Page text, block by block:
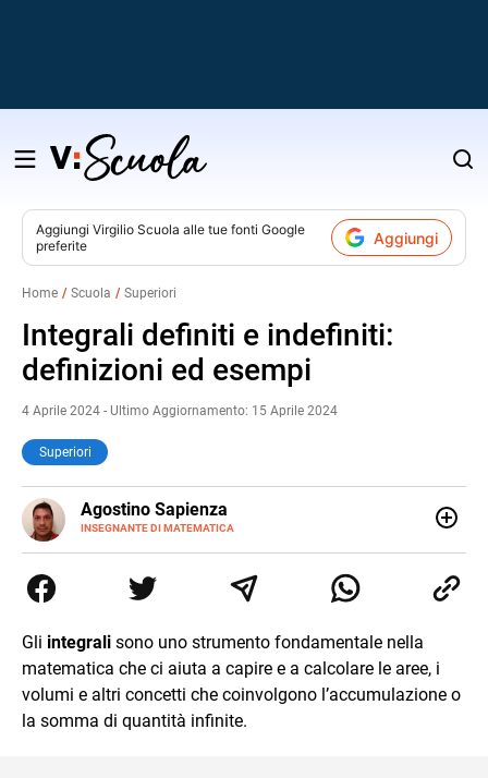
Salta
contenuto
Aggiungi Virgilio Scuola alle tue fonti Google
preferite
Aggiungi
Home Scuola Superiori
Integrali definiti e indefiniti:
definizioni ed esempi
4 Aprile 2024 - Ultimo Aggiornamento: 15 Aprile 2024
Superiori
Agostino Sapienza
INSEGNANTE DI MATEMATICA
E-
MAIL
LINKEDIN
Tommaso Gulli. Ho conseguito la laurea triennale in
Relazioni Internazionali a Messina e in Economia
commercialisti sono stato chiamato per una supplenza
covid nella classe di insegnamento A47. Ho poi
conseguito l'abilitazione a Trieste nel sostegno e sono
entrato di ruolo nel 2023
Gli integrali sono uno strumento fondamentale nella
matematica che ci aiuta a capire e a calcolare le aree, i
volumi e altri concetti che coinvolgono l’accumulazione o
la somma di quantità infinite.